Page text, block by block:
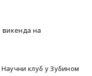
викенда на
клуб у Зубином